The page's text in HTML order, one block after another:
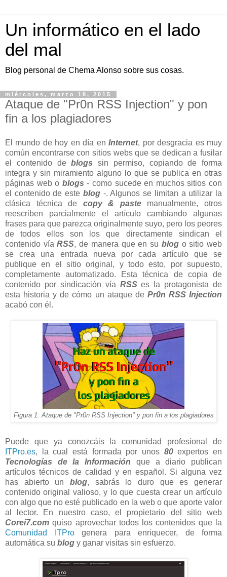
Un informático en el lado
del mal
Blog personal de Chema Alonso sobre sus cosas.
miércoles, marzo 18, 2015
Ataque de "Pr0n RSS Injection" y pon
fin a los plagiadores
El mundo de hoy en día enInternet, por desgracia es muy
común encontrarse con sitios webs que se dedican a fusilar
el contenido deblogs sin permiso, copiando de forma
integra y sin miramiento alguno lo que se publica en otras
páginas web o blogs - como sucede en muchos sitios con
el contenido de este blog-. Algunos se limitan a utilizar la
clásica técnica de copy & paste manualmente, otros
reescriben parcialmente el artículo cambiando algunas
frases para que parezca originalmente suyo, pero los peores
de todos ellos son los que directamente sindican el
contenido víaRSS, de manera que en su blogo sitio web
se crea una entrada nueva por cada artículo que se
publique en el sitio original, y todo esto, por supuesto,
completamente automatizado. Esta técnica de copia de
contenido por sindicación vía RSSes la protagonista de
esta historia y de cómo un ataque de Pr0n RSS Injection
acabó con él.
Figura 1: Ataque de "Pr0n RSS Injection" y pon fin a los plagiadores
Puede que ya conozcáis la comunidad profesional de
ITPro.es, la cual está formada por unos 80expertos en
Tecnologías de la Información que a diario publican
artículos técnicos de calidad y en español. Si alguna vez
has abierto un blog, sabrás lo duro que es generar
contenido original valioso, y lo que cuesta crear un artículo
con algo que no esté publicado en la web o que aporte valor
al lector. En nuestro caso, el propietario del sitio web
Corei7.com quiso aprovechar todos los contenidos que la
Comunidad ITProgenera para enriquecer, de forma
automática su blog y ganar visitas sin esfuerzo.